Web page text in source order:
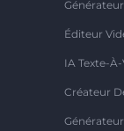
Éditeur
IA Texte-
Créateur